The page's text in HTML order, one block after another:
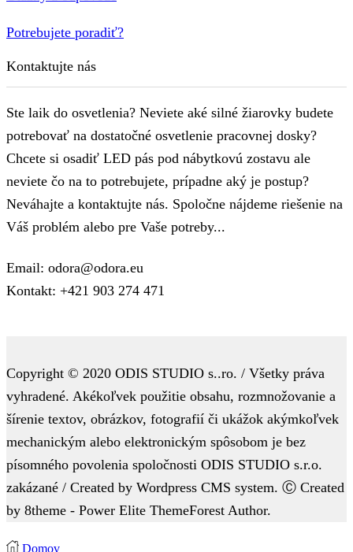
Potrebujete poradiť?
Kontaktujte nás
Ste laik do osvetlenia? Neviete aké silné žiarovky budete
potrebovať na dostatočné osvetlenie pracovnej dosky?
Chcete si osadiť LED pás pod nábytkovú zostavu ale
neviete čo na to potrebujete, prípadne aký je postup?
Neváhajte a kontaktujte nás. Spoločne nájdeme riešenie na
Váš problém alebo pre Vaše potreby...
Email: odora@odora.eu
Kontakt: +421 903 274 471
Copyright © 2020 ODIS STUDIO s..ro. / Všetky práva
vyhradené. Akékoľvek použitie obsahu, rozmnožovanie a
šírenie textov, obrázkov, fotografií či ukážok akýmkoľvek
mechanickým alebo elektronickým spôsobom je bez
písomného povolenia spoločnosti ODIS STUDIO s.r.o.
zakázané / Created by Wordpress CMS system. Ⓒ Created
by 8theme - Power Elite ThemeForest Author.
Domov